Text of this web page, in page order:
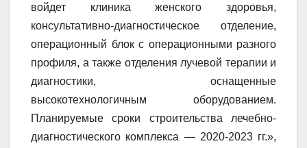
войдет клиника женского здоровья,
консультативно-диагностическое отделение,
операционный блок с операционными разного
профиля, а также отделения лучевой терапии и
диагностики, оснащенные
высокотехнологичным оборудованием.
Планируемые сроки строительства лечебно-
диагностического комплекса — 2020-2023 гг.»,